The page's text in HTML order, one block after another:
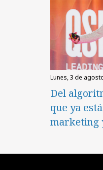
lunes, 3 de
Del
que ya
marketing